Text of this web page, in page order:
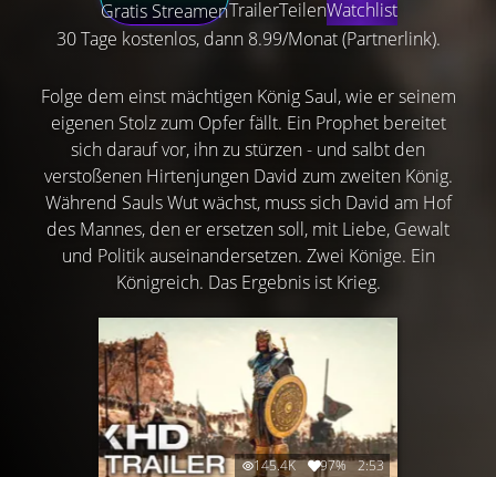
Gratis StreamenTrailerTeilenWatchlist
30 Tage kostenlos, dann 8.99/Monat (Partnerlink).
Folge dem einst mächtigen König Saul, wie er seinem
eigenen Stolz zum Opfer fällt. Ein Prophet bereitet
sich darauf vor, ihn zu stürzen - und salbt den
verstoßenen Hirtenjungen David zum zweiten König.
Während Sauls Wut wächst, muss sich David am Hof
des Mannes, den er ersetzen soll, mit Liebe, Gewalt
und Politik auseinandersetzen. Zwei Könige. Ein
Königreich. Das Ergebnis ist Krieg.
145.4K 97% 2:53